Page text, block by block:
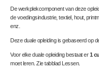
De werkplekcomponent van deze
de voedingsindustrie, textiel, hout,
enz.
Deze duale opleiding is gebaseerd op
Voor elke duale opleiding bestaat er1
moet leren. Zie tabblad Lessen.